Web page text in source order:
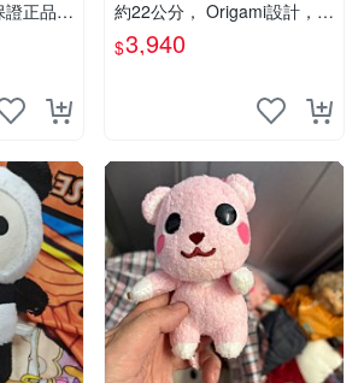
證正品
袋熊
約22公分， Origami設計，來
自越南。嚴選 Recommendat
ion！巴塞羅、 Origami熊、J
$3,940